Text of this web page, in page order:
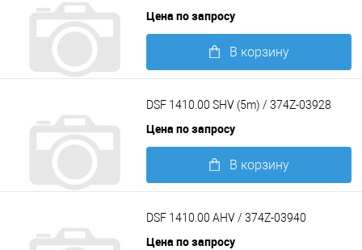
Цена по запросу
В корзину
DSF 1410.00 SHV (5m) / 374Z-03928
Цена по запросу
В корзину
DSF 1410.00 AHV / 374Z-03940
Цена по запросу